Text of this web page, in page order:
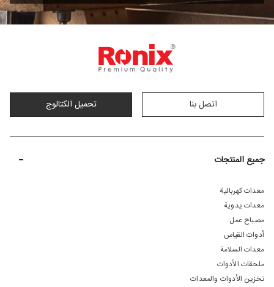
اتصل بنا تحمیل الکتالوج
جميع المنتجات -
معدات كهربائية
معدات يدوية
مصباح عمل
أدوات القياس
معدات السلامة
ملحقات الأدوات
تخزين الأدوات والمعدات